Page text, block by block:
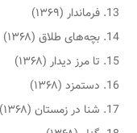
فرماندار (۱۳۶۹)
بچه‌های طلاق (۱۳۶۸)
تا مرز دیدار (۱۳۶۸)
دستمزد (۱۳۶۸)
شنا در زمستان (۱۳۶۸)